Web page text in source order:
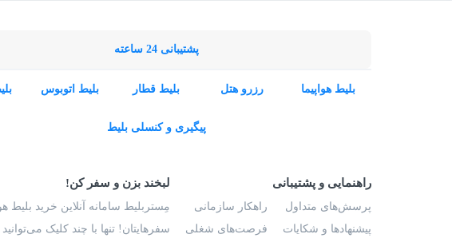
پشتیبانی 24 ساعته
بلیط هواپیما رزرو هتل بلیط قطار بلیط اتوبوس
پیگیری و کنسلی بلیط
راهنمایی و پشتیبانی
پرسش‌های متداول
پیشنهادها و شکایات
راهکار سازمانی
فرصت‌های شغلی
لبخند بزن و سفر کن!
مِستربلیط سامانه آنلاین خرید بلیط
سفرهایتان! تنها با چند کلیک